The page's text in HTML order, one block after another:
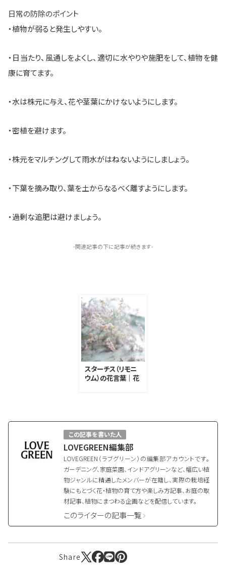
日常の防除のポイント
・植物が弱ると発生しやすい。
・日当たり、風通しをよくし、適切に水やりや施肥をして、植物を健
康に育てます。
・水は株元に与え、花や茎葉にかけないようにします。
・密植を避けます。
・株元をマルチングして雨水がはねないようにしましょう。
・下葉を摘み取り、葉を土からなるべく離すようにします。
・過剰な追肥は避けましょう。
-関連記事の下に記事が続きます-
スターチス（リモニ
ウム）の花言葉｜花
この記事を書いた人
LOVEGREEN編集部
LOVEGREEN（ラブグリーン）の編集部アカウントです。
ガーデニング、家庭菜園、インドアグリーンなど、幅広い植
物ジャンルに精通したメンバーが在籍し、実際の栽培経
験にもとづく花・植物の育て方や楽しみ方記事、お庭の取
材記事、植物にまつわる企画などを配信しています。
このライターの記事一覧
Share